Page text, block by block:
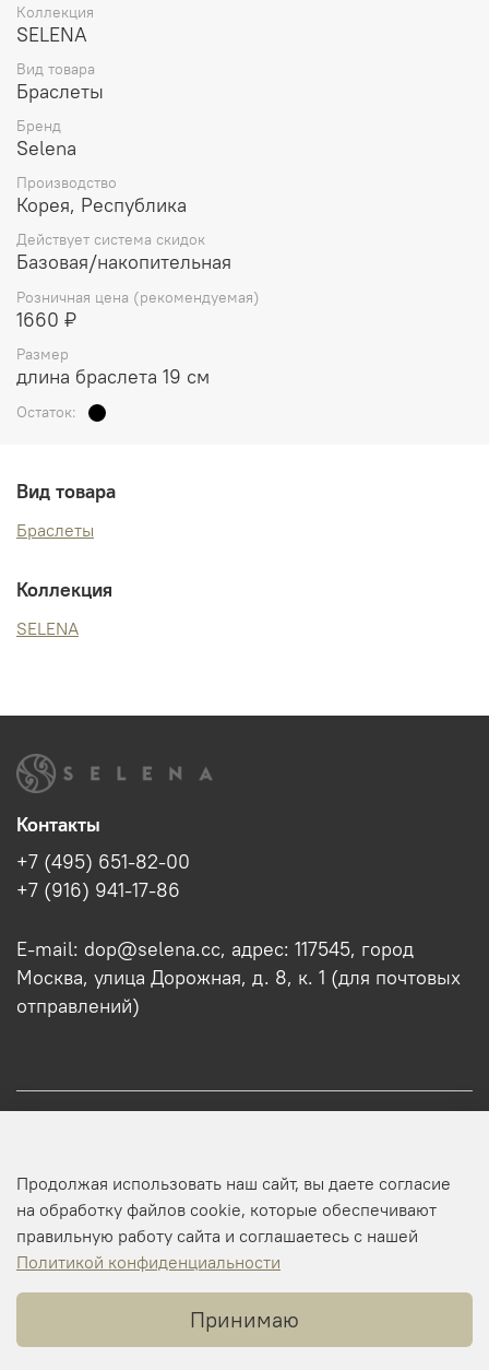
Коллекция
SELENA
Вид товара
Браслеты
Бренд
Selena
Производство
Корея, Республика
Действует система скидок
Базовая/накопительная
Розничная цена (рекомендуемая)
1660 ₽
Размер
длина браслета 19 см
Остаток:
Вид товара
Браслеты
Коллекция
SELENA
Оптовикам
Профиль
Контакты
+7 (495) 651-82-00
+7 (916) 941-17-86
E-mail: dop@selena.cc, адрес: 117545, город
Москва, улица Дорожная, д. 8, к. 1 (для почтовых
отправлений)
Продолжая использовать наш сайт, вы даете согласие
на обработку файлов cookie, которые обеспечивают
правильную работу сайта и соглашаетесь с нашей
Политикой конфиденциальности
Принимаю